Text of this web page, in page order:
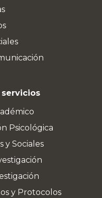
Psicológica
y Sociales
y Protocolos